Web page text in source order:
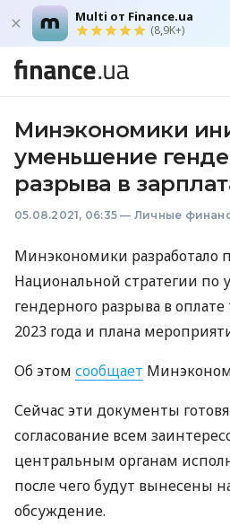
Multi от Finance.ua
(8,9K+)
Минэкономики
уменьшение
разрыва в
05.08.2021, 06:35 — Личные
Минэкономики разработало
Национальной стратегии
гендерного разрыва в
2023 года и плана
Об этом сообщает
Сейчас эти документы
согласование всем
центральным органам
после чего будут вынесены
обсуждение.